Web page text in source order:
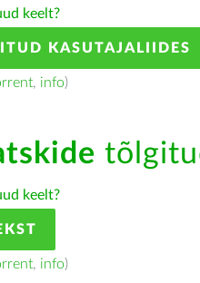
keelt?
KASUTAJALIIDES
, info)
keelt?
, info)